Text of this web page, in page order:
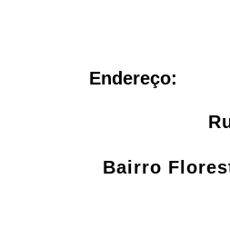
Endereço:
Bairro